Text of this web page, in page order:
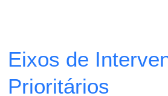
Eixos de
Prioritários